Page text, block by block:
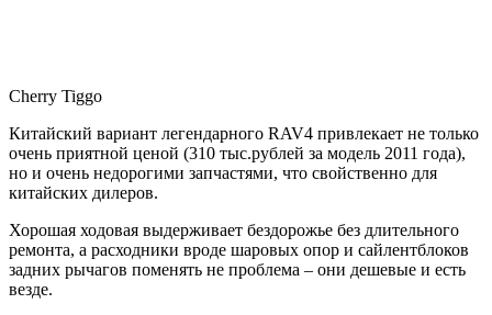
Cherry Tiggo
Китайский вариант легендарного RAV4 привлекает не только
очень приятной ценой (310 тыс.рублей за модель 2011 года),
но и очень недорогими запчастями, что свойственно для
китайских дилеров.
Хорошая ходовая выдерживает бездорожье без длительного
ремонта, а расходники вроде шаровых опор и сайлентблоков
задних рычагов поменять не проблема – они дешевые и есть
везде.